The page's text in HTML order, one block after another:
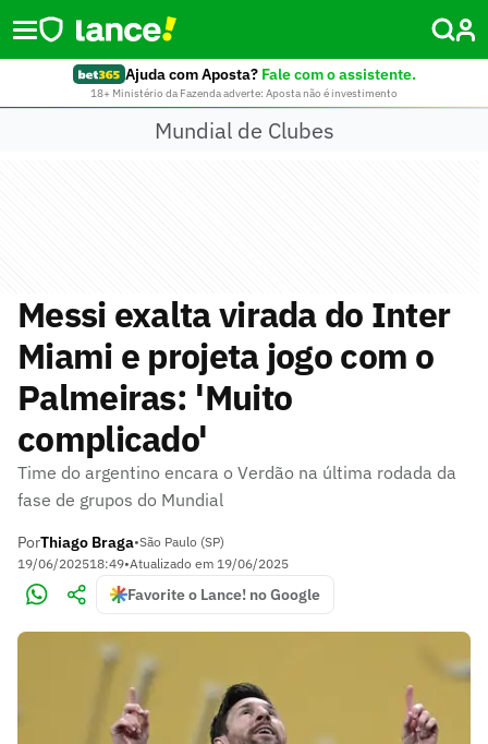
Ajuda com Aposta? Fale com o assistente.
18+ Ministério da Fazenda adverte: Aposta não é investimento
Mundial de Clubes
Messi exalta virada do Inter
Miami e projeta jogo com o
Palmeiras: 'Muito
complicado'
Time do argentino encara o Verdão na última rodada da
fase de grupos do Mundial
PorThiago Braga•São Paulo (SP)
19/06/202518:49•Atualizado em 19/06/2025
Favorite o Lance! no Google